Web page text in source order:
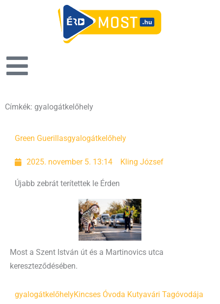
Címkék: gyalogátkelőhely
Green Guerillasgyalogátkelőhely
2025. november 5. 13:14 Kling József
Újabb zebrát terítettek le Érden
Most a Szent István út és a Martinovics utca
kereszteződésében.
gyalogátkelőhelyKincses Óvoda Kutyavári Tagóvodája